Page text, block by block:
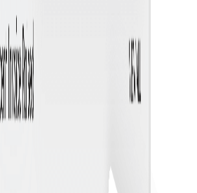
รุง
นี้และความคืบหน้าการชำระเงินแบบ
เห็นและการจัดการทางการเงินที่ดียิ่ง